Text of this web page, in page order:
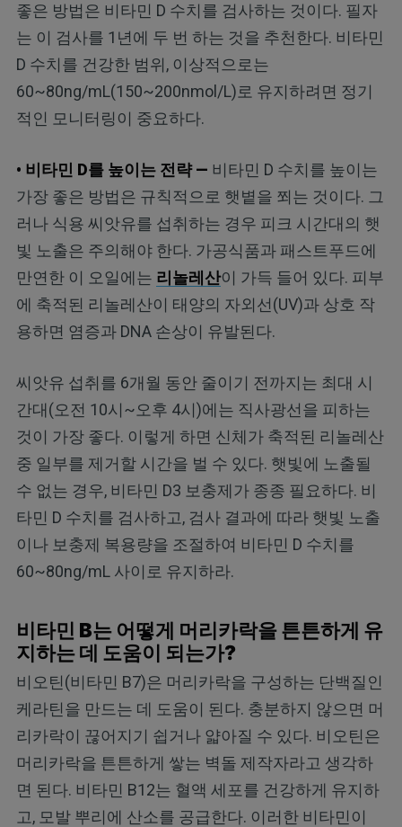
좋은 방법은 비타민 D 수치를 검사하는 것이다. 필자
는 이 검사를 1년에 두 번 하는 것을 추천한다. 비타민
D 수치를 건강한 범위, 이상적으로는
60~80ng/mL(150~200nmol/L)로 유지하려면 정기
적인 모니터링이 중요하다.
• 비타민 D를 높이는 전략 — 비타민 D 수치를 높이는
가장 좋은 방법은 규칙적으로 햇볕을 쬐는 것이다. 그
러나 식용 씨앗유를 섭취하는 경우 피크 시간대의 햇
빛 노출은 주의해야 한다. 가공식품과 패스트푸드에
만연한 이 오일에는 리놀레산이 가득 들어 있다. 피부
에 축적된 리놀레산이 태양의 자외선(UV)과 상호 작
용하면 염증과 DNA 손상이 유발된다.
씨앗유 섭취를 6개월 동안 줄이기 전까지는 최대 시
간대(오전 10시~오후 4시)에는 직사광선을 피하는
것이 가장 좋다. 이렇게 하면 신체가 축적된 리놀레산
중 일부를 제거할 시간을 벌 수 있다. 햇빛에 노출될
수 없는 경우, 비타민 D3 보충제가 종종 필요하다. 비
타민 D 수치를 검사하고, 검사 결과에 따라 햇빛 노출
이나 보충제 복용량을 조절하여 비타민 D 수치를
60~80ng/mL 사이로 유지하라.
비타민 B는 어떻게 머리카락을 튼튼하게 유
지하는 데 도움이 되는가?
비오틴(비타민 B7)은 머리카락을 구성하는 단백질인
케라틴을 만드는 데 도움이 된다. 충분하지 않으면 머
리카락이 끊어지기 쉽거나 얇아질 수 있다. 비오틴은
머리카락을 튼튼하게 쌓는 벽돌 제작자라고 생각하
면 된다. 비타민 B12는 혈액 세포를 건강하게 유지하
고, 모발 뿌리에 산소를 공급한다. 이러한 비타민이